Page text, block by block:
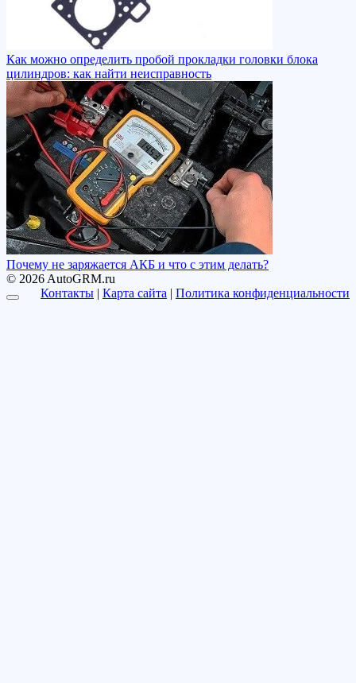
Как можно определить пробой прокладки головки блока
цилиндров: как найти неисправность
Почему не заряжается АКБ и что с этим делать?
© 2026 AutoGRM.ru
Контакты | Карта сайта | Политика конфиденциальности